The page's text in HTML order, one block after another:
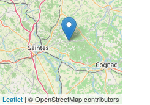
Leaflet | © OpenStreetMap contributors